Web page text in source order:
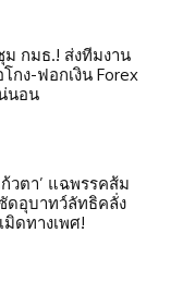
ม กมธ.! ส่งทีมงาน
กง-ฟอกเงิน Forex
นอน
วตา’ แฉพรรคส้ม
อุบาทว์ลัทธิคลั่ง
มิดทางเพศ!